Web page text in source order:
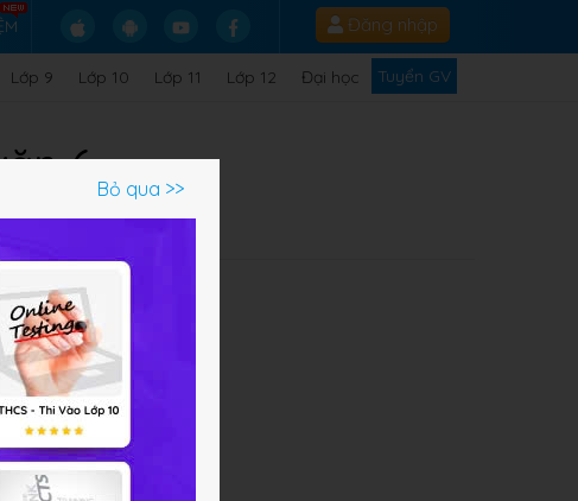
Đăng nhập
Lớp 9 Lớp 10 Lớp 11 Lớp 12 Đại học Tuyển GV
6 Bỏ qua >>